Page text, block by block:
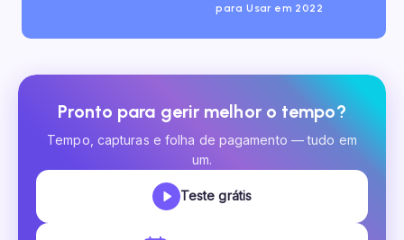
para Usar em 2022
Pronto para gerir melhor o tempo?
Tempo, capturas e folha de pagamento — tudo em
um.
Teste grátis